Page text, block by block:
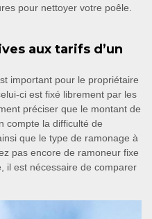
pour nettoyer votre poêle.
aux tarifs d’un
important pour le propriétaire
ci est fixé librement par les
préciser que le montant de
compte la difficulté de
que le type de ramonage à
pas encore de ramoneur fixe
il est nécessaire de comparer